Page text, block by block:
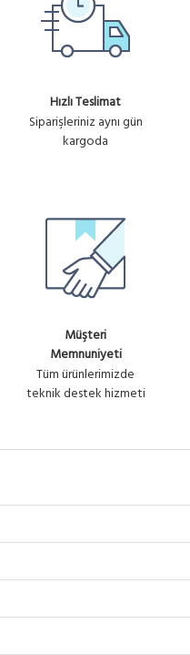
Hızlı Teslimat
Siparişleriniz aynı gün
kargoda
Müşteri
Memnuniyeti
Tüm ürünlerimizde
teknik destek hizmeti